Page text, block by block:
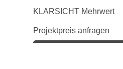
KLARSICHT Mehrwert
Projektpreis anfragen